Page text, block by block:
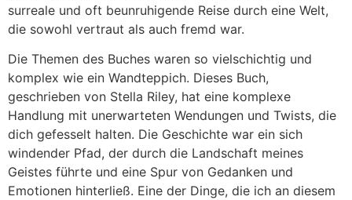
surreale und oft beunruhigende Reise durch eine Welt,
die sowohl vertraut als auch fremd war.
Die Themen des Buches waren so vielschichtig und
komplex wie ein Wandteppich. Dieses Buch,
geschrieben von Stella Riley, hat eine komplexe
Handlung mit unerwarteten Wendungen und Twists, die
dich gefesselt halten. Die Geschichte war ein sich
windender Pfad, der durch die Landschaft meines
Geistes führte und eine Spur von Gedanken und
Emotionen hinterließ. Eine der Dinge, die ich an diesem